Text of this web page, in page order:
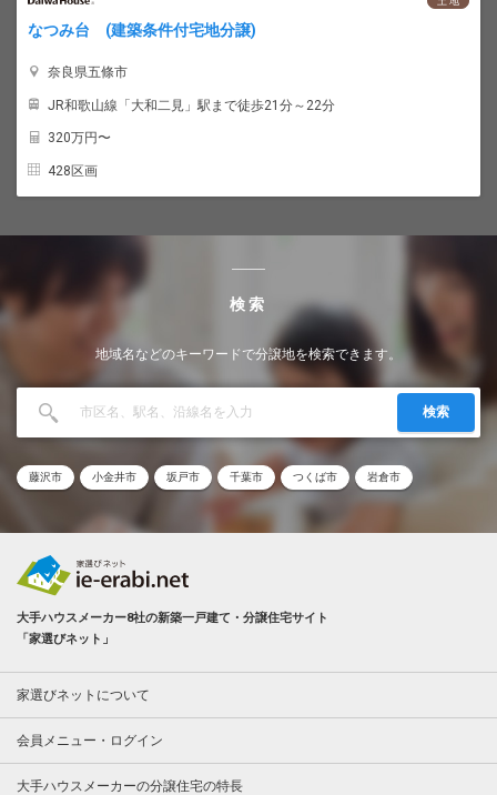
なつみ台 (建築条件付宅地分譲)
奈良県五條市
JR和歌山線「大和二見」駅まで徒歩21分～22分
320万円〜
428区画
検索
地域名などのキーワードで分譲地を検索できます。
検索
藤沢市 小金井市 坂戸市 千葉市 つくば市 岩倉市
大手ハウスメーカー8社の新築一戸建て・分譲住宅サイト
「家選びネット」
家選びネットについて
会員メニュー・ログイン
大手ハウスメーカーの分譲住宅の特長